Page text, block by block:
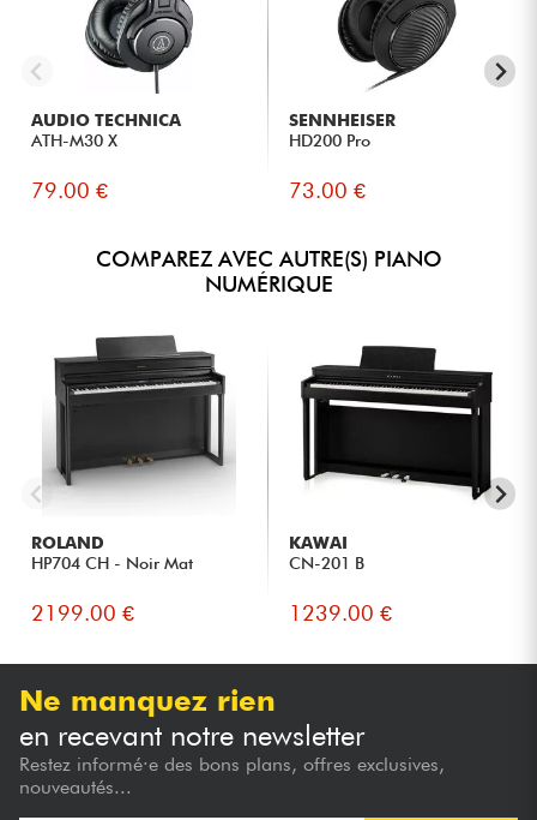
Aux musiciens amateurs souhaitant un piano meuble
complet avec Bluetooth et fonctions pédagogiques
intégrées.
AUDIO TECHNICA
ATH-M30 X
79.00 €
SENNHEISER
HD200 Pro
73.00 €
COMPAREZ AVEC AUTRE(S) PIANO
NUMÉRIQUE
ROLAND
HP704 CH - Noir Mat
2199.00 €
KAWAI
CN-201 B
1239.00 €
Ne manquez rien
en recevant notre newsletter
Restez informé·e des bons plans, offres exclusives,
nouveautés...